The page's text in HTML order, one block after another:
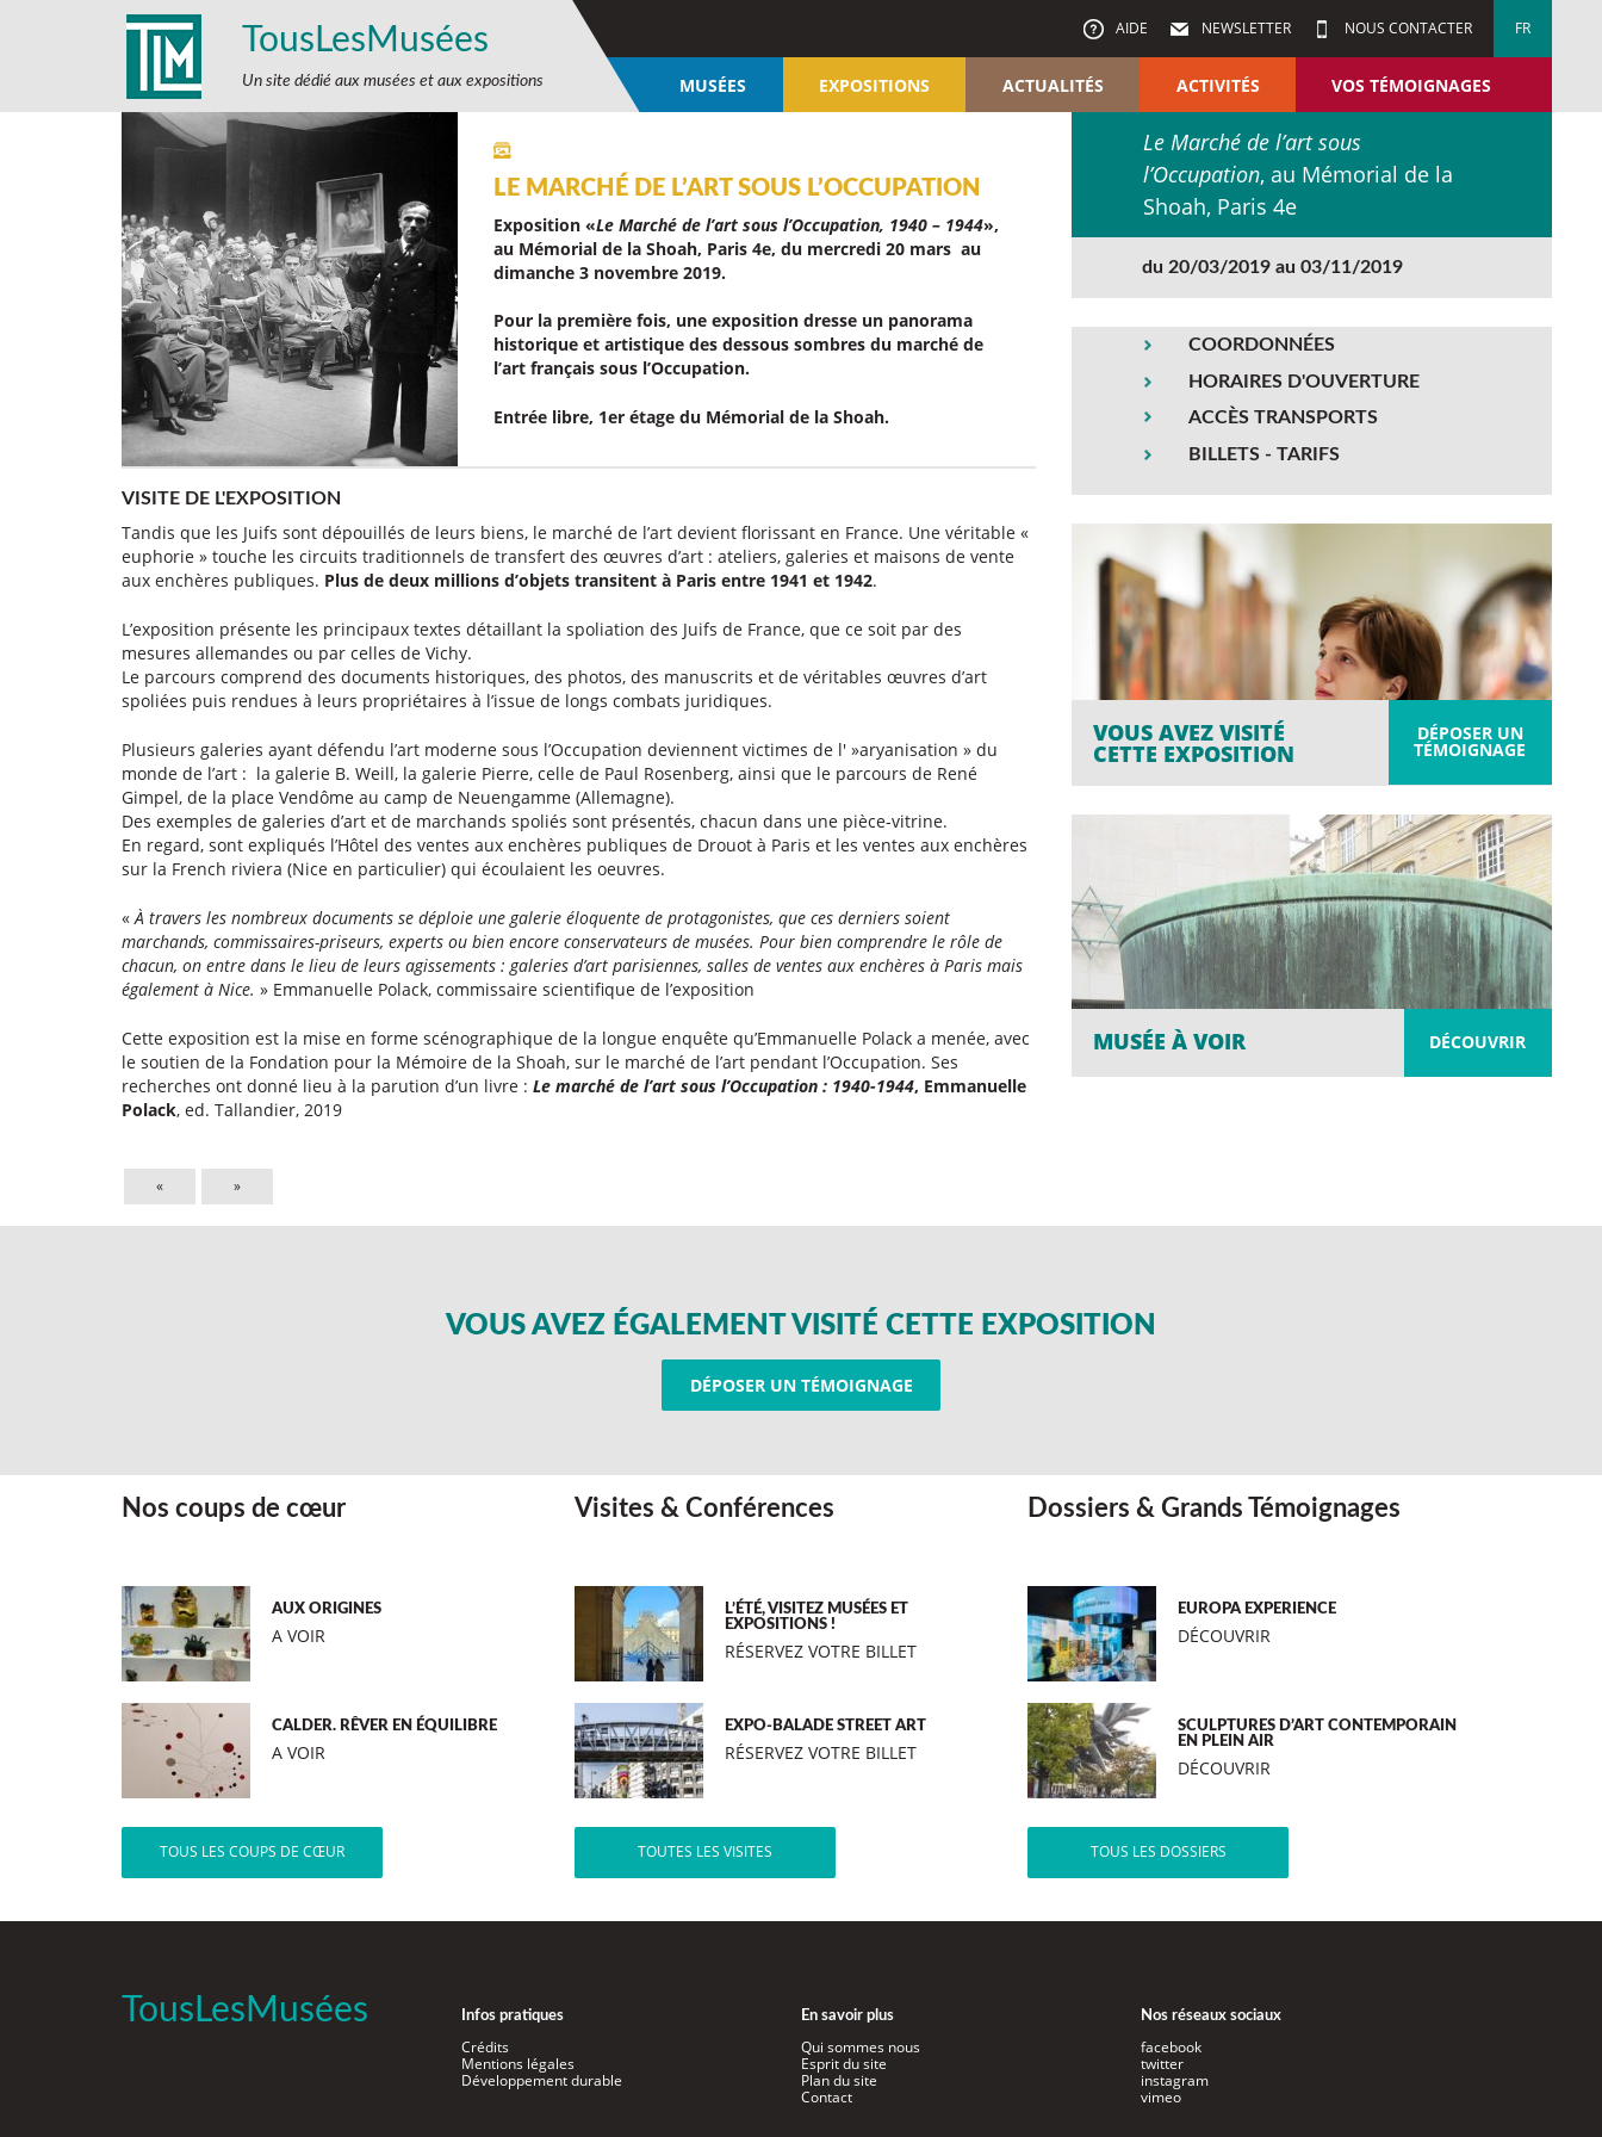
TousLesMusées
Un site dédié aux musées et aux expositions
AIDE NEWSLETTER NOUS CONTACTER FR
MUSÉES EXPOSITIONS ACTUALITÉS ACTIVITÉS VOS TÉMOIGNAGES
LE MARCHÉ DE L’ART SOUS L’OCCUPATION
Exposition «Le Marché de l’art sous l’Occupation, 1940 – 1944»,
au Mémorial de la Shoah, Paris 4e, du mercredi 20 mars au
dimanche 3 novembre 2019.
Pour la première fois, une exposition dresse un panorama
historique et artistique des dessous sombres du marché de
l’art français sous l’Occupation.
Entrée libre, 1er étage du Mémorial de la Shoah.
VISITE DE L'EXPOSITION
Tandis que les Juifs sont dépouillés de leurs biens, le marché de l’art devient florissant en France. Une véritable «
euphorie » touche les circuits traditionnels de transfert des œuvres d’art : ateliers, galeries et maisons de vente
aux enchères publiques. Plus de deux millions d’objets transitent à Paris entre 1941 et 1942.
L’exposition présente les principaux textes détaillant la spoliation des Juifs de France, que ce soit par des
mesures allemandes ou par celles de Vichy.
Le parcours comprend des documents historiques, des photos, des manuscrits et de véritables œuvres d’art
spoliées puis rendues à leurs propriétaires à l’issue de longs combats juridiques.
Plusieurs galeries ayant défendu l’art moderne sous l’Occupation deviennent victimes de l' »aryanisation » du
monde de l’art : la galerie B. Weill, la galerie Pierre, celle de Paul Rosenberg, ainsi que le parcours de René
Gimpel, de la place Vendôme au camp de Neuengamme (Allemagne).
Des exemples de galeries d’art et de marchands spoliés sont présentés, chacun dans une pièce-vitrine.
En regard, sont expliqués l’Hôtel des ventes aux enchères publiques de Drouot à Paris et les ventes aux enchères
sur la French riviera (Nice en particulier) qui écoulaient les oeuvres.
«À travers les nombreux documents se déploie une galerie éloquente de protagonistes, que ces derniers soient
marchands, commissaires-priseurs, experts ou bien encore conservateurs de musées. Pour bien comprendre le rôle de
chacun, on entre dans le lieu de leurs agissements : galeries d’art parisiennes, salles de ventes aux enchères à Paris mais
également à Nice. » Emmanuelle Polack, commissaire scientifique de l’exposition
Cette exposition est la mise en forme scénographique de la longue enquête qu’Emmanuelle Polack a menée, avec
le soutien de la Fondation pour la Mémoire de la Shoah, sur le marché de l’art pendant l’Occupation. Ses
recherches ont donné lieu à la parution d’un livre : Le marché de l’art sous l’Occupation : 1940-1944, Emmanuelle
Polack, ed. Tallandier, 2019
« »
Le Marché de l’art sous
l’Occupation, au Mémorial de la
Shoah, Paris 4e
du 20/03/2019 au 03/11/2019
COORDONNÉES
HORAIRES D'OUVERTURE
ACCÈS TRANSPORTS
BILLETS - TARIFS
DÉPOSER UN
TÉMOIGNAGE
VOUS AVEZ VISITÉ
CETTE EXPOSITION
DÉCOUVRIR
MUSÉE À VOIR
VOUS AVEZ ÉGALEMENT VISITÉ CETTE EXPOSITION
DÉPOSER UN TÉMOIGNAGE
Nos coups de cœur
AUX ORIGINES
A VOIR
CALDER. RÊVER EN ÉQUILIBRE
A VOIR
TOUS LES COUPS DE CŒUR
Visites & Conférences
L’ÉTÉ, VISITEZ MUSÉES ET
EXPOSITIONS !
RÉSERVEZ VOTRE BILLET
EXPO-BALADE STREET ART
RÉSERVEZ VOTRE BILLET
TOUTES LES VISITES
Dossiers & Grands Témoignages
EUROPA EXPERIENCE
DÉCOUVRIR
SCULPTURES D’ART CONTEMPORAIN
EN PLEIN AIR
DÉCOUVRIR
TOUS LES DOSSIERS
TousLesMusées Infos pratiques
Crédits
Mentions légales
Développement durable
En savoir plus
Qui sommes nous
Esprit du site
Plan du site
Contact
Nos réseaux sociaux
facebook
twitter
instagram
vimeo